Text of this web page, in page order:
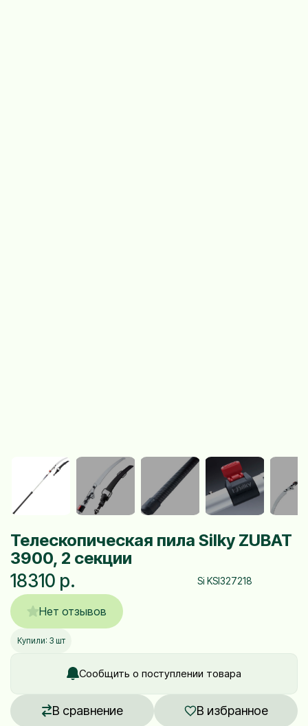
Нет отзывов
Купили: 3 шт
Сообщить о поступлении товара
В сравнение В избранное
Телескопическая пила Silky ZUBAT
3900, 2 секции
18310 р. Si KSI327218